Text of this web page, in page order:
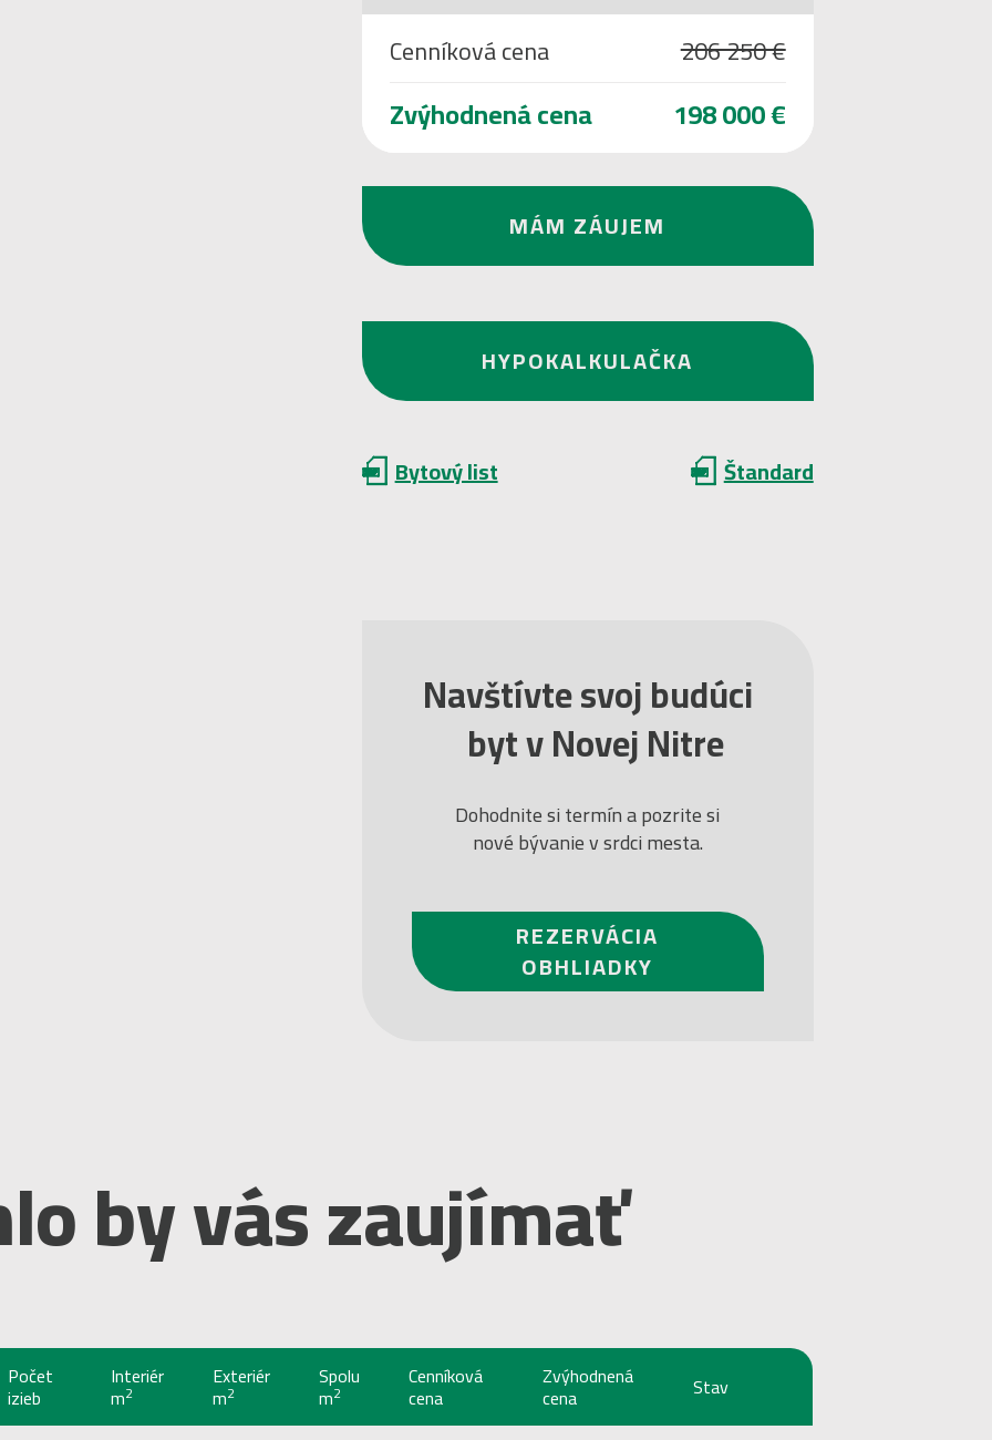
Cenníková cena 206 250 €
Zvýhodnená cena 198 000 €
MÁM ZÁUJEM
HYPOKALKULAČKA
Bytový list Štandard
Navštívte svoj budúci
byt v Novej Nitre
Dohodnite si termín a pozrite si
nové bývanie v srdci mesta.
REZERVÁCIA
OBHLIADKY
by vás zaujímať
Počet
izieb
Interiér
m2
Exteriér
m2
Spolu
m2
Cenníková
cena
Zvýhodnená
cena Stav